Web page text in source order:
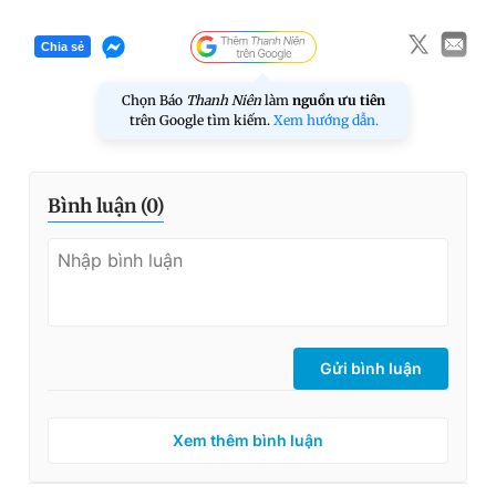
Chia sẻ
Chọn Báo Thanh Niên làm nguồn ưu tiên
trên Google tìm kiếm. Xem hướng dẫn.
Bình luận (0)
Gửi bình luận
Xem thêm bình luận